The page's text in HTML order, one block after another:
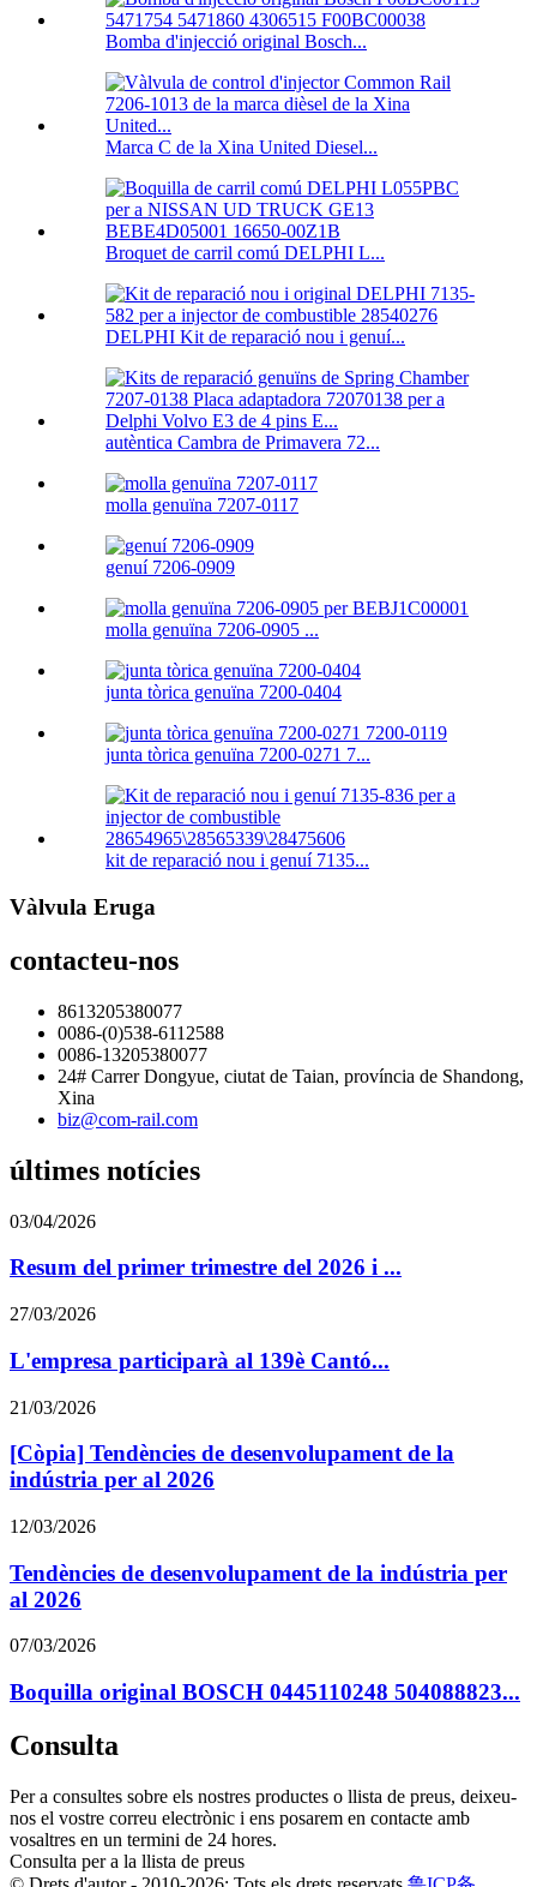
Bomba d'injecció original Bosch...
Marca C de la Xina United Diesel...
Broquet de carril comú DELPHI L...
DELPHI Kit de reparació nou i genuí...
autèntica Cambra de Primavera 72...
molla genuïna 7207-0117
genuí 7206-0909
molla genuïna 7206-0905 ...
junta tòrica genuïna 7200-0404
junta tòrica genuïna 7200-0271 7...
kit de reparació nou i genuí 7135...
Vàlvula Eruga
contacteu-nos
8613205380077
0086-(0)538-6112588
0086-13205380077
24# Carrer Dongyue, ciutat de Taian, província de Shandong,
Xina
biz@com-rail.com
últimes notícies
03/04/2026
Resum del primer trimestre del 2026 i ...
27/03/2026
L'empresa participarà al 139è Cantó...
21/03/2026
[Còpia] Tendències de desenvolupament de la
indústria per al 2026
12/03/2026
Tendències de desenvolupament de la indústria per
al 2026
07/03/2026
Boquilla original BOSCH 0445110248 504088823...
Consulta
Per a consultes sobre els nostres productes o llista de preus, deixeu-
nos el vostre correu electrònic i ens posarem en contacte amb
vosaltres en un termini de 24 hores.
Consulta per a la llista de preus